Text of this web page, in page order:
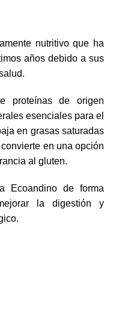
nutritivo que ha
años debido a sus
proteínas de origen
esenciales para el
en grasas saturadas
en una opción
al gluten.
Ecoandino de forma
la digestión y